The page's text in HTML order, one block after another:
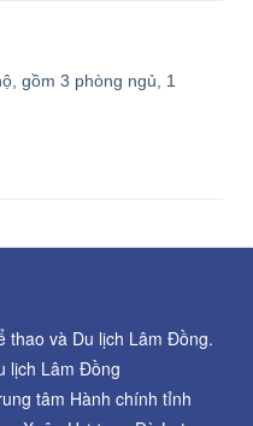
gồm 3 phòng ngủ, 1
thao và Du lịch Lâm Đồng.
lịch Lâm Đồng
tâm Hành chính tỉnh